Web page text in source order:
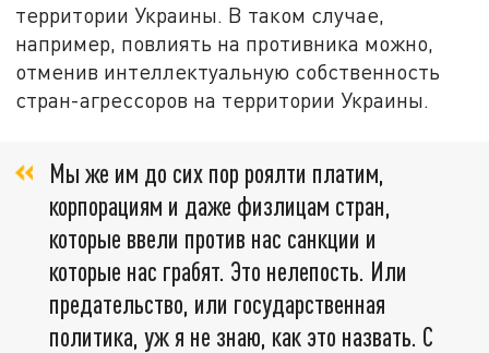
территории Украины. В таком случае,
например, повлиять на противника можно,
отменив интеллектуальную собственность
стран-агрессоров на территории Украины.
Мы же им до сих пор роялти платим,
корпорациям и даже физлицам стран,
которые ввели против нас санкции и
которые нас грабят. Это нелепость. Или
предательство, или государственная
политика, уж я не знаю, как это назвать. С